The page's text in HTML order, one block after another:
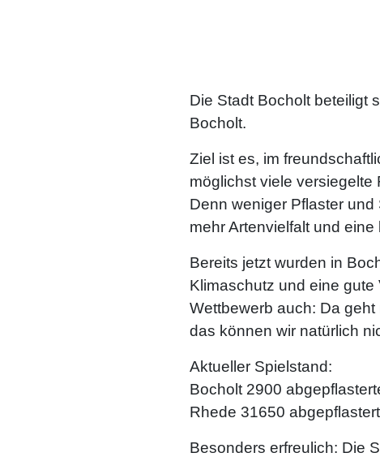
Die Stadt Bocholt beteiligt
Bocholt.
Ziel ist es, im
möglichst viele
Denn weniger Pflaster
mehr Artenvielfalt und
Bereits jetzt wurden in
Klimaschutz und eine
Wettbewerb auch: Da
das können wir natürlich
Aktueller Spielstand:
Bocholt 2900
Rhede 31650
Besonders erfreulich: Die